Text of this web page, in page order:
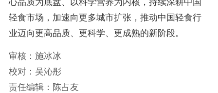
心品质为底盘、以科学营养为内核，持续深耕中国
轻食市场，加速向更多城市扩张，推动中国轻食行
业迈向更高品质、更科学、更成熟的新阶段。
审核：施冰冰
校对：吴沁彤
责任编辑：陈占友